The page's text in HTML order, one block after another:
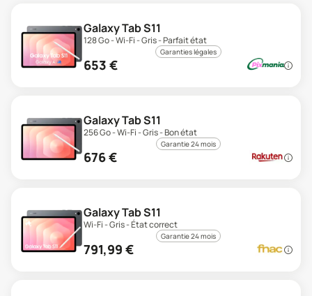
Galaxy Tab S11
128 Go - Wi-Fi - Gris - Parfait état
Garanties légales
653 €
Galaxy Tab S11
256 Go - Wi-Fi - Gris - Bon état
Garantie 24 mois
676€
Galaxy Tab S11
Wi-Fi - Gris - État correct
Garantie 24 mois
791,99 €